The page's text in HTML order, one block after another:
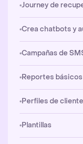
Journey de
Crea chatbots y
Campañas de
Reportes
Perfiles de
Plantillas